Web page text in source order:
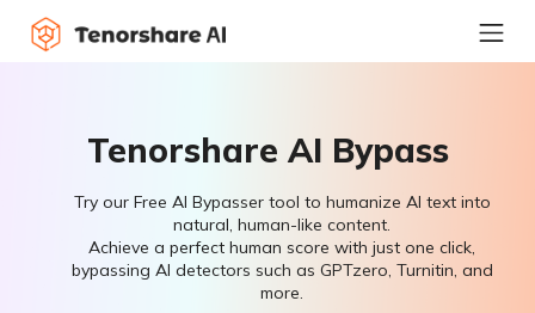
Tenorshare AI Bypass
Try our Free AI Bypasser tool to humanize AI text into
natural, human-like content.
Achieve a perfect human score with just one click,
bypassing AI detectors such as GPTzero, Turnitin, and
more.